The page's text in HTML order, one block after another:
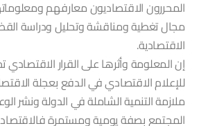
المحررون الاقتصاديون معارفهم
مجال تغطية ومناقشة وتحليل ودراسة
الاقتصادية.
إن المعلومة وأثرها على القرار الاقتصادي
للإعلام الاقتصادي في الدفع بعجلة
ملازمة التنمية الشاملة في الدولة ونشر
المجتمع بصفة يومية ومستمرة